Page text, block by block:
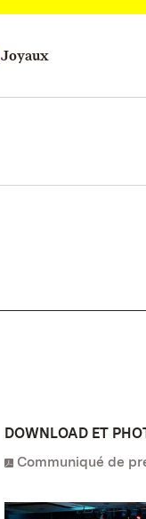
Joyaux
DOWNLOAD ET
Communiqué de